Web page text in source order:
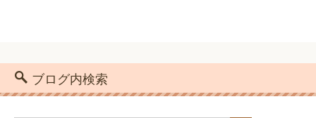
ブログ内検索